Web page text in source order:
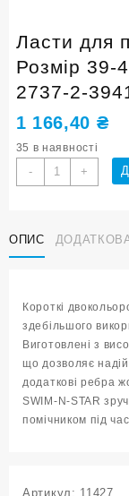
Ласти для
Розмір 39-
2737-2-
1 166,40 ₴
35 в наявності
-
Ласти
для
басейні
SNS.
кількість
+
ОПИС
Короткі
здебільшого
Виготовлені з
що дозволяє
додаткові ребра
SWIM-N-STAR
помічником під
Артикул: 11427